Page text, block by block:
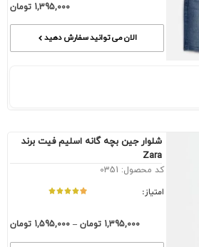
1,395,000 تومان
الان می توانید سفارش دهید
شلوار جین بچه گانه اسلیم فیت برند
Zara
کد محصول: 0351
امتیاز:
1,395,000 تومان –
1,595,000 تومان